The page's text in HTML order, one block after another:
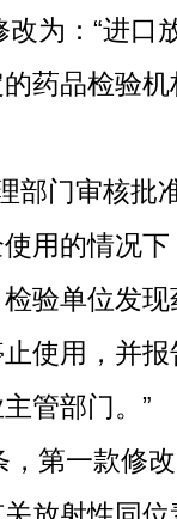
为：“进口
药品检验
部门审核批
用的情况
验单位发
使用，并
管部门。”
第一款修